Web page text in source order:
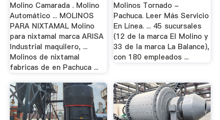
Molino Camarada . Molino
Automático ... MOLINOS
PARA NIXTAMAL Molino
para nixtamal marca ARISA
Industrial maquilero, ...
Molinos de nixtamal
fabricas de en Pachuca ...
Molinos Tornado -
Pachuca. Leer Más Servicio
En Línea. ... 45 sucursales
(12 de la marca El Molino y
33 de la marca La Balance),
con 180 empleados ...